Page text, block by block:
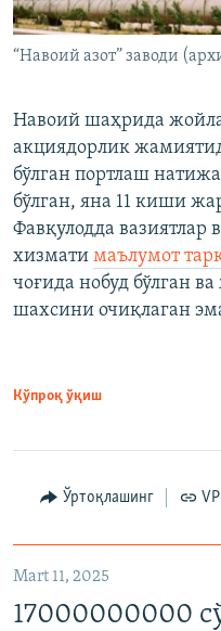
“Навоий азот” заводи
Навоий шаҳрида
акциядорлик
бўлган портлаш
бўлган, яна 11 киши
Фавқулодда вазиятлар
хизмати маълумот
чоғида нобуд бўлган
шахсини очиқлаган
Кўпроқ ўқиш
Ўртоқлашинг
Mart 11, 2025
17000000000